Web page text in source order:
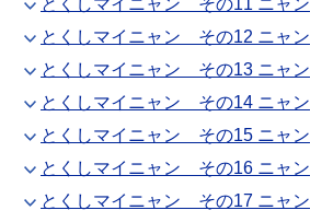
とくしマイニャン その11 ニャン
とくしマイニャン その12 ニャン
とくしマイニャン その13 ニャン
とくしマイニャン その14 ニャン
とくしマイニャン その15 ニャン
とくしマイニャン その16 ニャン
とくしマイニャン その17 ニャン